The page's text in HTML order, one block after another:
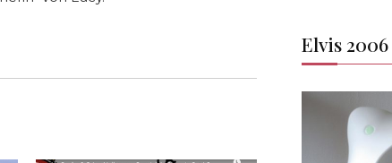
Elvis 2006